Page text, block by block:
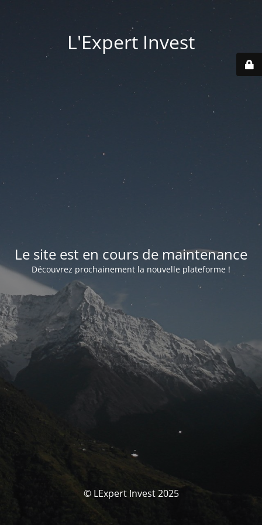
L'Expert Invest
Le site est en cours de maintenance
Découvrez prochainement la nouvelle plateforme !
© LExpert Invest 2025